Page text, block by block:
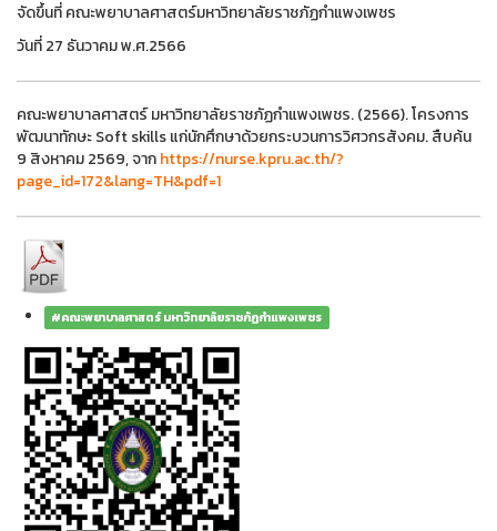
จัดขึ้นที่ คณะพยาบาลศาสตร์มหาวิทยาลัยราชภัฏกำแพงเพชร
วันที่ 27 ธันวาคม พ.ศ.2566
คณะพยาบาลศาสตร์ มหาวิทยาลัยราชภัฏกำแพงเพชร. (2566). โครงการ
พัฒนาทักษะ Soft skills แก่นักศึกษาด้วยกระบวนการวิศวกรสังคม. สืบค้น
9 สิงหาคม 2569, จากhttps://nurse.kpru.ac.th/?
page_id=172&lang=TH&pdf=1
#คณะพยาบาลศาสตร์ มหาวิทยาลัยราชภัฏกำแพงเพชร